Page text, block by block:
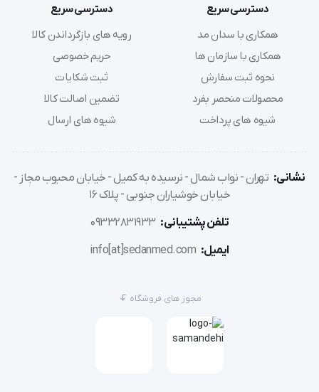
برند: بهبان شیمی
کشور سازنده: ایران
مواد موثر: آلکیل آمین‌های بایوساید، ترکیبات آمونیوم
چهار تایی
حجم: 1 لیتر، 5 لیتر
دسترسی سریع
همکاری با سدان مد
همکاری با سازمان ها
نحوه ثبت سفارش
محصولات منحصر بفرد
شیوه های پرداخت
دسترسی سریع
رویه های بازگرداندن کالا
حریم خصوصی
ثبت شکایات
تضمین اصالت کالا
شیوه های ارسال
نشانی: تهران - نواب شمال - نرسیده به کمیل - خیابان محبوب مجاز -
خیابان خوشیاران جنوبی - پلاک 16
تلفن پشتیبانی: 09332831933
ایمیل: info[at]sedanmed.com
مجوز های فروشگاه